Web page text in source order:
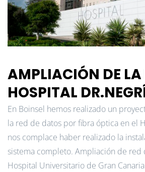
AMPLIACIÓN DE LA
HOSPITAL
En Boinsel hemos realizado un
la red de datos por fibra óptica en el
nos complace haber realizado la
sistema completo. Ampliación de red
Hospital Universitario de Gran